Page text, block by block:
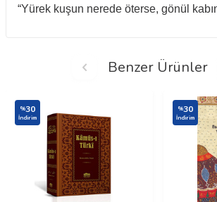
“Yürek kuşun nerede öterse, gönül
Benzer Ürünler
%30
İndirim
%30
İndirim